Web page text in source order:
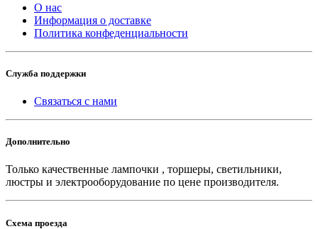
О нас
Информация о доставке
Политика конфеденциальности
Служба поддержки
Связаться с нами
Дополнительно
Только качественные лампочки , торшеры, светильники,
люстры и электрооборудование по цене производителя.
Схема проезда